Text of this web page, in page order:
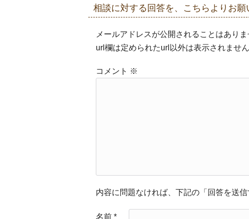
相談に対する回答を、こちらよりお願
メールアドレスが公開されることはあり
url欄は定められたurl以外は表示されませ
コメント ※
内容に問題なければ、下記の「回答を送
名前 *